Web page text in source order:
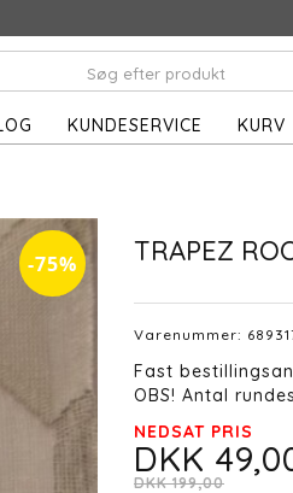
KUNDESERVICE KURV
-75% TRAPEZ
Varenummer:
Fast
OBS! Antal
NEDSAT PRIS
DKK
DKK 199,00